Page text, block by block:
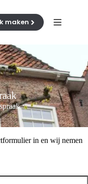
maken
in en wij nemen